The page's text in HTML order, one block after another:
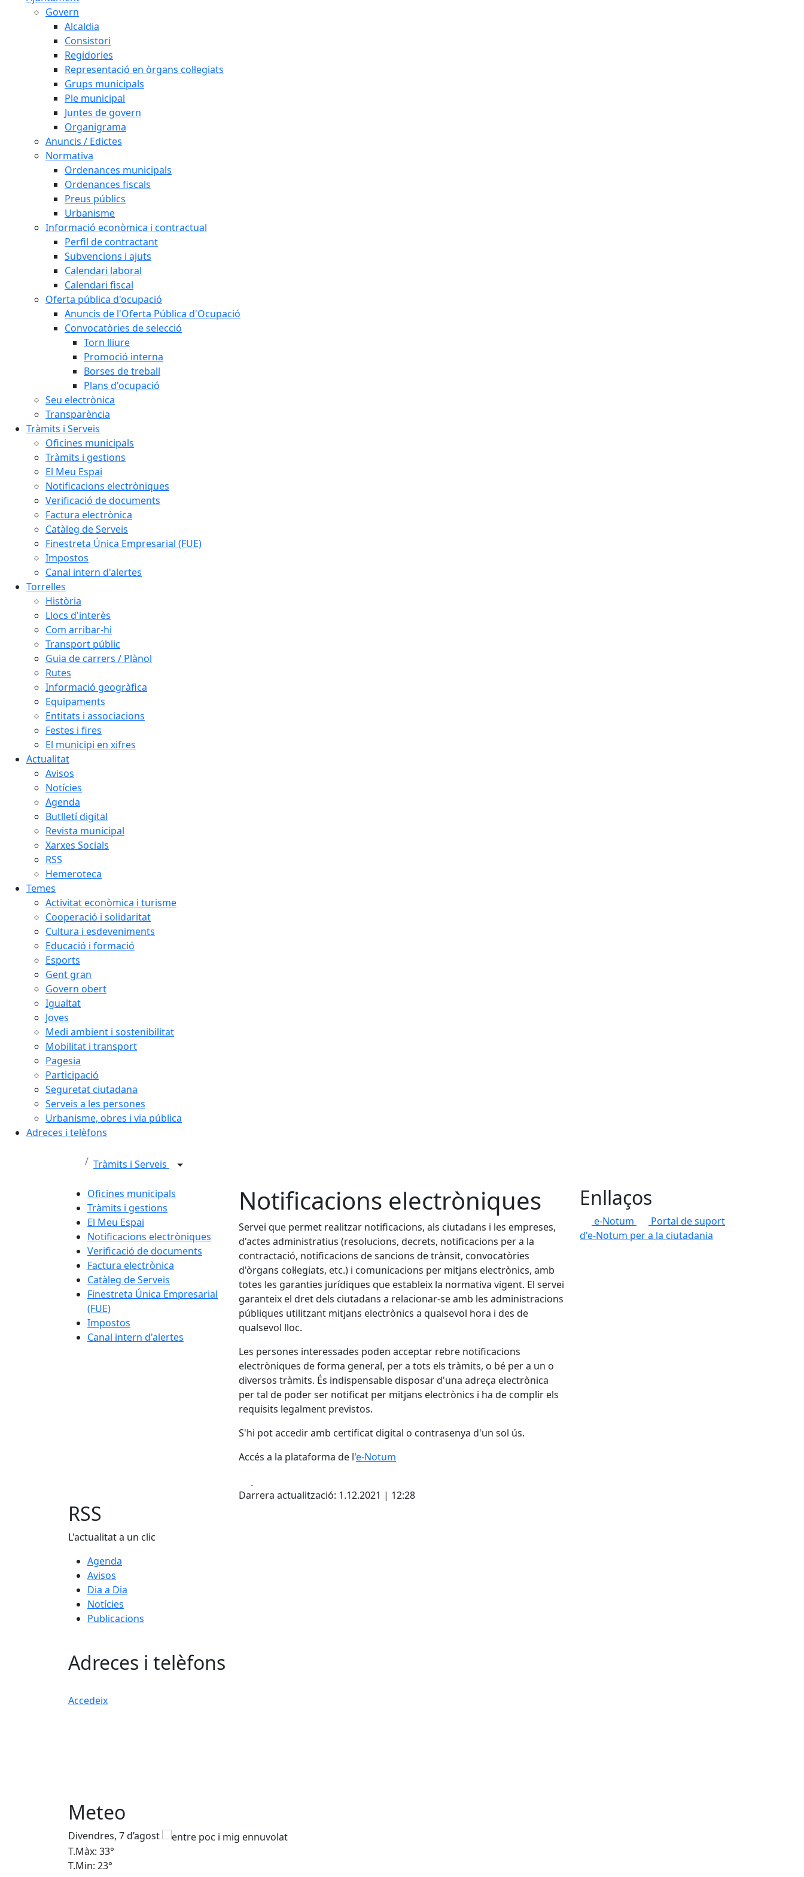
Govern
Alcaldia
Consistori
Regidories
Representació en òrgans col·legiats
Grups municipals
Ple municipal
Juntes de govern
Organigrama
Anuncis / Edictes
Normativa
Ordenances municipals
Ordenances fiscals
Preus públics
Urbanisme
Informació econòmica i contractual
Perfil de contractant
Subvencions i ajuts
Calendari laboral
Calendari fiscal
Oferta pública d'ocupació
Anuncis de l'Oferta Pública d'Ocupació
Convocatòries de selecció
Torn lliure
Promoció interna
Borses de treball
Plans d'ocupació
Seu electrònica
Transparència
Tràmits i Serveis
Oficines municipals
Tràmits i gestions
El Meu Espai
Notificacions electròniques
Verificació de documents
Factura electrònica
Catàleg de Serveis
Finestreta Única Empresarial (FUE)
Impostos
Canal intern d'alertes
Torrelles
Història
Llocs d'interès
Com arribar-hi
Transport públic
Guia de carrers / Plànol
Rutes
Informació geogràfica
Equipaments
Entitats i associacions
Festes i fires
El municipi en xifres
Actualitat
Avisos
Notícies
Agenda
Butlletí digital
Revista municipal
Xarxes Socials
RSS
Hemeroteca
Temes
Activitat econòmica i turisme
Cooperació i solidaritat
Cultura i esdeveniments
Educació i formació
Esports
Gent gran
Govern obert
Igualtat
Joves
Medi ambient i sostenibilitat
Mobilitat i transport
Pagesia
Participació
Seguretat ciutadana
Serveis a les persones
Urbanisme, obres i via pública
Adreces i telèfons
Tràmits i Serveis
Oficines municipals
Tràmits i gestions
El Meu Espai
Notificacions electròniques
Verificació de documents
Factura electrònica
Catàleg de Serveis
Finestreta Única Empresarial
(FUE)
Impostos
Canal intern d'alertes
Notificacions electròniques
Servei que permet realitzar notificacions, als ciutadans i les empreses,
d'actes administratius (resolucions, decrets, notificacions per a la
contractació, notificacions de sancions de trànsit, convocatòries
d'òrgans col·legiats, etc.) i comunicacions per mitjans electrònics, amb
totes les garanties jurídiques que estableix la normativa vigent. El servei
garanteix el dret dels ciutadans a relacionar-se amb les administracions
públiques utilitzant mitjans electrònics a qualsevol hora i des de
qualsevol lloc.
Les persones interessades poden acceptar rebre notificacions
electròniques de forma general, per a tots els tràmits, o bé per a un o
diversos tràmits. És indispensable disposar d'una adreça electrònica
per tal de poder ser notificat per mitjans electrònics i ha de complir els
requisits legalment previstos.
S'hi pot accedir amb certificat digital o contrasenya d'un sol ús.
Accés a la plataforma de l'e-Notum
Darrera actualització: 1.12.2021 | 12:28
Enllaços
e-Notum
Portal de suport
d'e-Notum per a la ciutadania
RSS
L'actualitat a un clic
Agenda
Avisos
Dia a Dia
Notícies
Publicacions
Adreces i telèfons
Accedeix
Meteo
Divendres, 7 d’agost
T.Màx: 33°
T.Min: 23°